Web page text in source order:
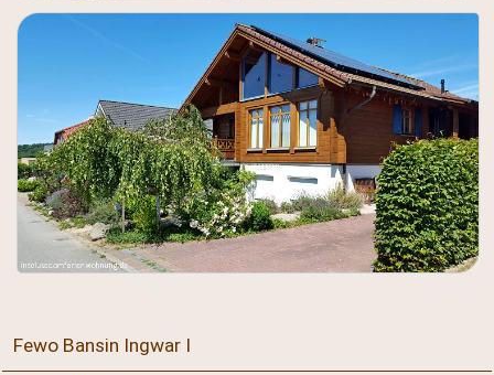
Fewo Bansin Ingwar I